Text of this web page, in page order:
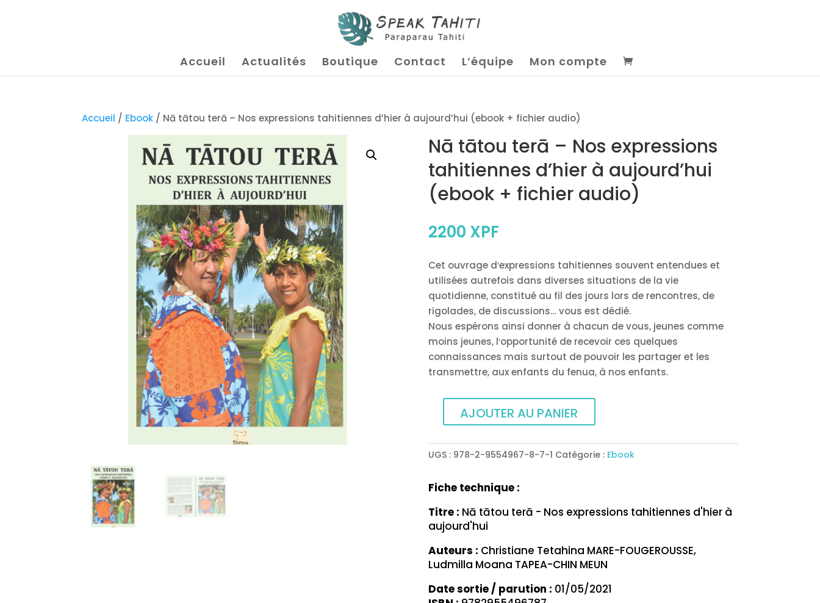
Accueil Actualités Boutique Contact L’équipe Mon compte
Accueil / Ebook / Nā tātou terā – Nos expressions tahitiennes d’hier à aujourd’hui (ebook + fichier audio)
Nā tātou terā – Nos expressions
tahitiennes d’hier à aujourd’hui
(ebook + fichier audio)
2200 XPF
Cet ouvrage d′expressions tahitiennes souvent entendues et
utilisées autrefois dans diverses situations de la vie
quotidienne, constitué au fil des jours lors de rencontres, de
rigolades, de discussions… vous est dédié.
Nous espérons ainsi donner à chacun de vous, jeunes comme
moins jeunes, l′opportunité de recevoir ces quelques
connaissances mais surtout de pouvoir les partager et les
transmettre, aux enfants du fenua, à nos enfants.
quantité
Nā
-
Nos
expressions
d'hier
à
aujourd'hui
AJOUTER AU PANIER
UGS : 978-2-9554967-8-7-1 Catégorie : Ebook
Fiche technique :
Titre : Nā tātou terā - Nos expressions tahitiennes d'hier à
aujourd'hui
Auteurs : Christiane Tetahina MARE-FOUGEROUSSE,
Ludmilla Moana TAPEA-CHIN MEUN
Date sortie / parution : 01/05/2021